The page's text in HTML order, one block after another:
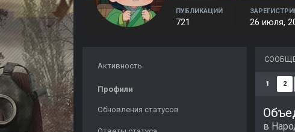
ПУБЛИКАЦИЙ
721 26 июля,
Активность
Профили
Обновления статусов
1 2
в